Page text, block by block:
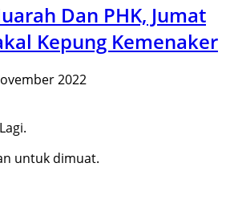
Dan PHK, Jumat
Kepung Kemenaker
2022
untuk dimuat.